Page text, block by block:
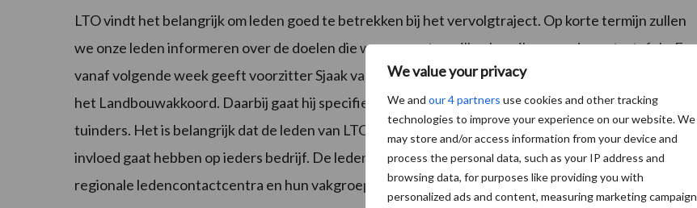
We value your privacy
We and our 4 partners use cookies and other tracking
technologies to improve your experience on our website. We
may store and/or access information from your device and
process the personal data, such as your IP address and
browsing data, for purposes like providing you with
personalized ads and content, measuring marketing campaign
LTO vindt het belangrijk om leden goed te betrekken bij het vervolgtraject. Op korte termijn zullen
we onze leden informeren over de doelen die we per sector willen bereiken aan de sectortafels. En
vanaf volgende week geeft voorzitter Sjaak van der Tak in zijn wekelijkse video een update vanuit
het Landbouwakkoord. Daarbij gaat hij specifiek in op vragen en suggesties van onze boeren en
tuinders. Het is belangrijk dat de leden van LTO goed aangehaakt zijn bij dit belangrijke proces dat
invloed gaat hebben op ieders bedrijf. De leden van LTO worden daarvoor opgeroepen om bij de
regionale ledencontactcentra en hun vakgroep-bestuurders vragen en suggesties in te sturen.